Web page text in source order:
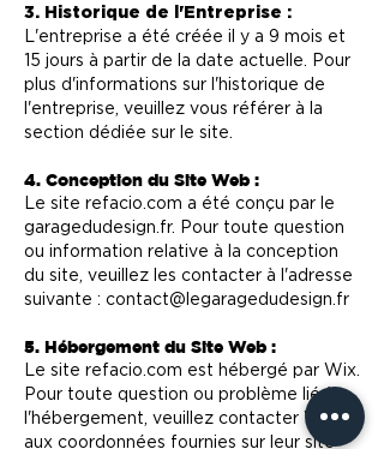
3. Historique de l'Entreprise :
L'entreprise a été créée il y a 9 mois et
15 jours à partir de la date actuelle. Pour
plus d'informations sur l'historique de
l'entreprise, veuillez vous référer à la
section dédiée sur le site.
4. Conception du Site Web :
Le site refacio.com a été conçu par le
garagedudesign.fr. Pour toute question
ou information relative à la conception
du site, veuillez les contacter à l'adresse
suivante : contact@legaragedudesign.fr
5. Hébergement du Site Web :
Le site refacio.com est hébergé par Wix.
Pour toute question ou problème lié à
l'hébergement, veuillez contacter Wix
aux coordonnées fournies sur leur site